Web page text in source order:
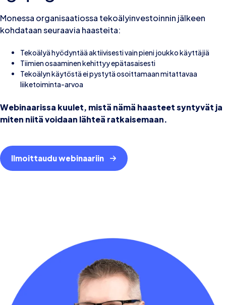
Monessa organisaatiossa tekoälyinvestoinnin jälkeen
kohdataan seuraavia haasteita:
Tekoälyä hyödyntää aktiivisesti vain pieni joukko käyttäjiä
Tiimien osaaminen kehittyy epätasaisesti
Tekoälyn käytöstä ei pystytä osoittamaan mitattavaa
liiketoiminta-arvoa
Webinaarissa kuulet, mistä nämä haasteet syntyvät ja
miten niitä voidaan lähteä ratkaisemaan.
Ilmoittaudu webinaariin